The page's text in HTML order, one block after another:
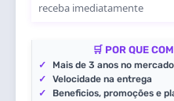
receba imediatamente
🛒 POR QUE
✓
Mais de 3 anos no mercado
✓
Velocidade na entrega
✓
Beneficios, promoções e